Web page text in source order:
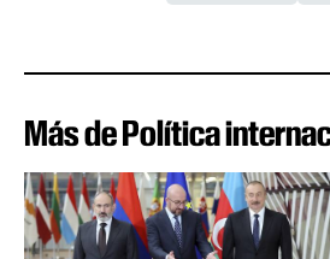
Más de Política